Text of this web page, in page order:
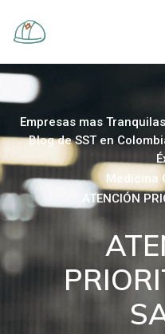
Empresas mas
Blog de SST en
Medicina
ATENCIÓN